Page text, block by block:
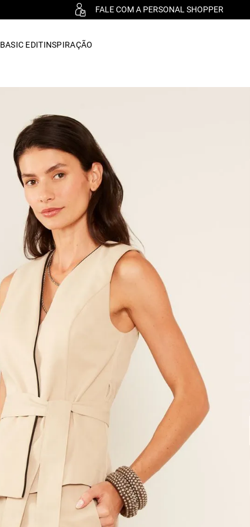
FALE COM A PERSONAL SHOPPER
BASIC EDITINSPIRAÇÃO